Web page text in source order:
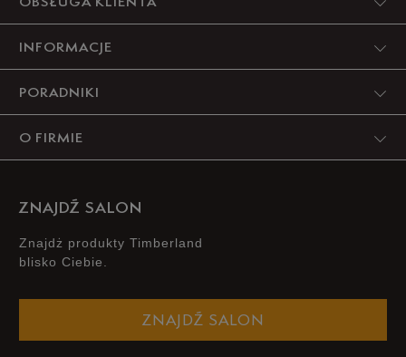
OBSŁUGA KLIENTA
INFORMACJE
PORADNIKI
O FIRMIE
ZNAJDŹ SALON
Znajdż produkty Timberland
blisko Ciebie.
ZNAJDŹ SALON